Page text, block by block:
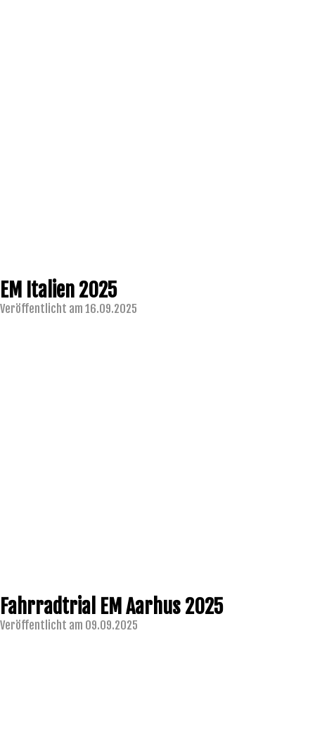
EM Italien 2025
Veröffentlicht am 16.09.2025
Fahrradtrial EM Aarhus 2025
Veröffentlicht am 09.09.2025